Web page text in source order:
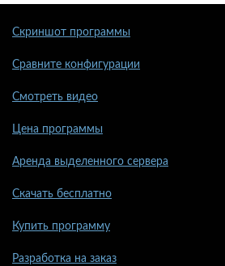
Скриншот программы
Сравните конфигурации
Смотреть видео
Цена программы
Аренда выделенного сервера
Скачать бесплатно
Купить программу
Разработка на заказ